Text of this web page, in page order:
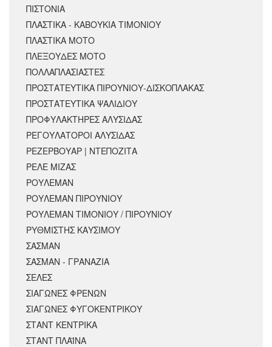
ΠΙΣΤΟΝΙΑ
ΠΛΑΣΤΙΚΑ - ΚΑΒΟΥΚΙΑ ΤΙΜΟΝΙΟΥ
ΠΛΑΣΤΙΚΑ ΜΟΤΟ
ΠΛΕΞΟΥΔΕΣ ΜΟΤΟ
ΠΟΛΛΑΠΛΑΣΙΑΣΤΕΣ
ΠΡΟΣΤΑΤΕΥΤΙΚΑ ΠΙΡΟΥΝΙΟΥ-ΔΙΣΚΟΠΛΑΚΑΣ
ΠΡΟΣΤΑΤΕΥΤΙΚΑ ΨΑΛΙΔΙΟΥ
ΠΡΟΦΥΛΑΚΤΗΡΕΣ ΑΛΥΣΙΔΑΣ
ΡΕΓΟΥΛΑΤΟΡΟΙ ΑΛΥΣΙΔΑΣ
ΡΕΖΕΡΒΟΥΑΡ | ΝΤΕΠΟΖΙΤΑ
ΡΕΛΕ ΜΙΖΑΣ
ΡΟΥΛΕΜΑΝ
ΡΟΥΛΕΜΑΝ ΠΙΡΟΥΝΙΟΥ
ΡΟΥΛΕΜΑΝ ΤΙΜΟΝΙΟΥ / ΠΙΡΟΥΝΙΟΥ
ΡΥΘΜΙΣΤΗΣ ΚΑΥΣΙΜΟΥ
ΣΑΣΜΑΝ
ΣΑΣΜΑΝ - ΓΡΑΝΑΖΙΑ
ΣΕΛΕΣ
ΣΙΑΓΩΝΕΣ ΦΡΕΝΩΝ
ΣΙΑΓΩΝΕΣ ΦΥΓΟΚΕΝΤΡΙΚΟΥ
ΣΤΑΝΤ ΚΕΝΤΡΙΚΑ
ΣΤΑΝΤ ΠΛΑΪΝΑ